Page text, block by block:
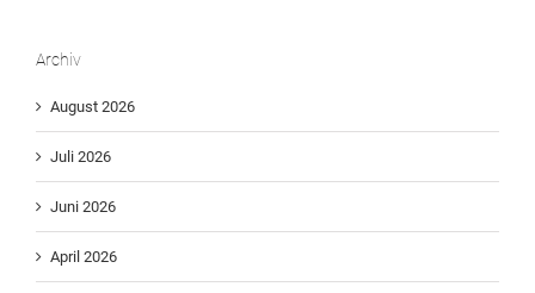
Archiv
August 2026
Juli 2026
Juni 2026
April 2026